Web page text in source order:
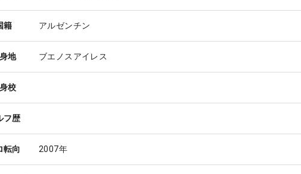
籍 アルゼンチン
地 ブエノスアイレス
校
フ歴
転向 2007年